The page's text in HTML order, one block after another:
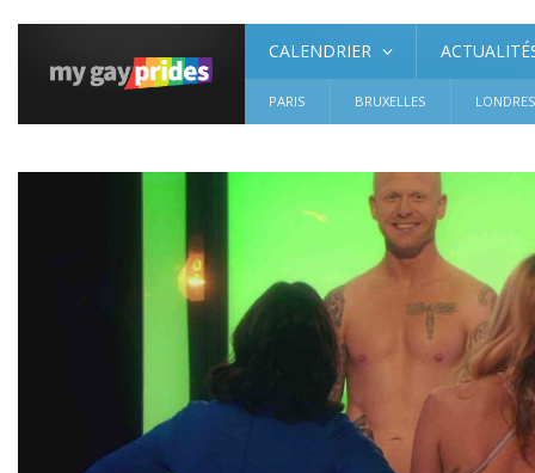
CALENDRIER
PARIS BRUXELLES LONDRES